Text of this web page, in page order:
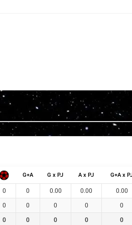
G+A G x PJ A x PJ G+A x
0 0 0.00 0.00 0.00
0 0 0 0 0
0 0 0 0 0